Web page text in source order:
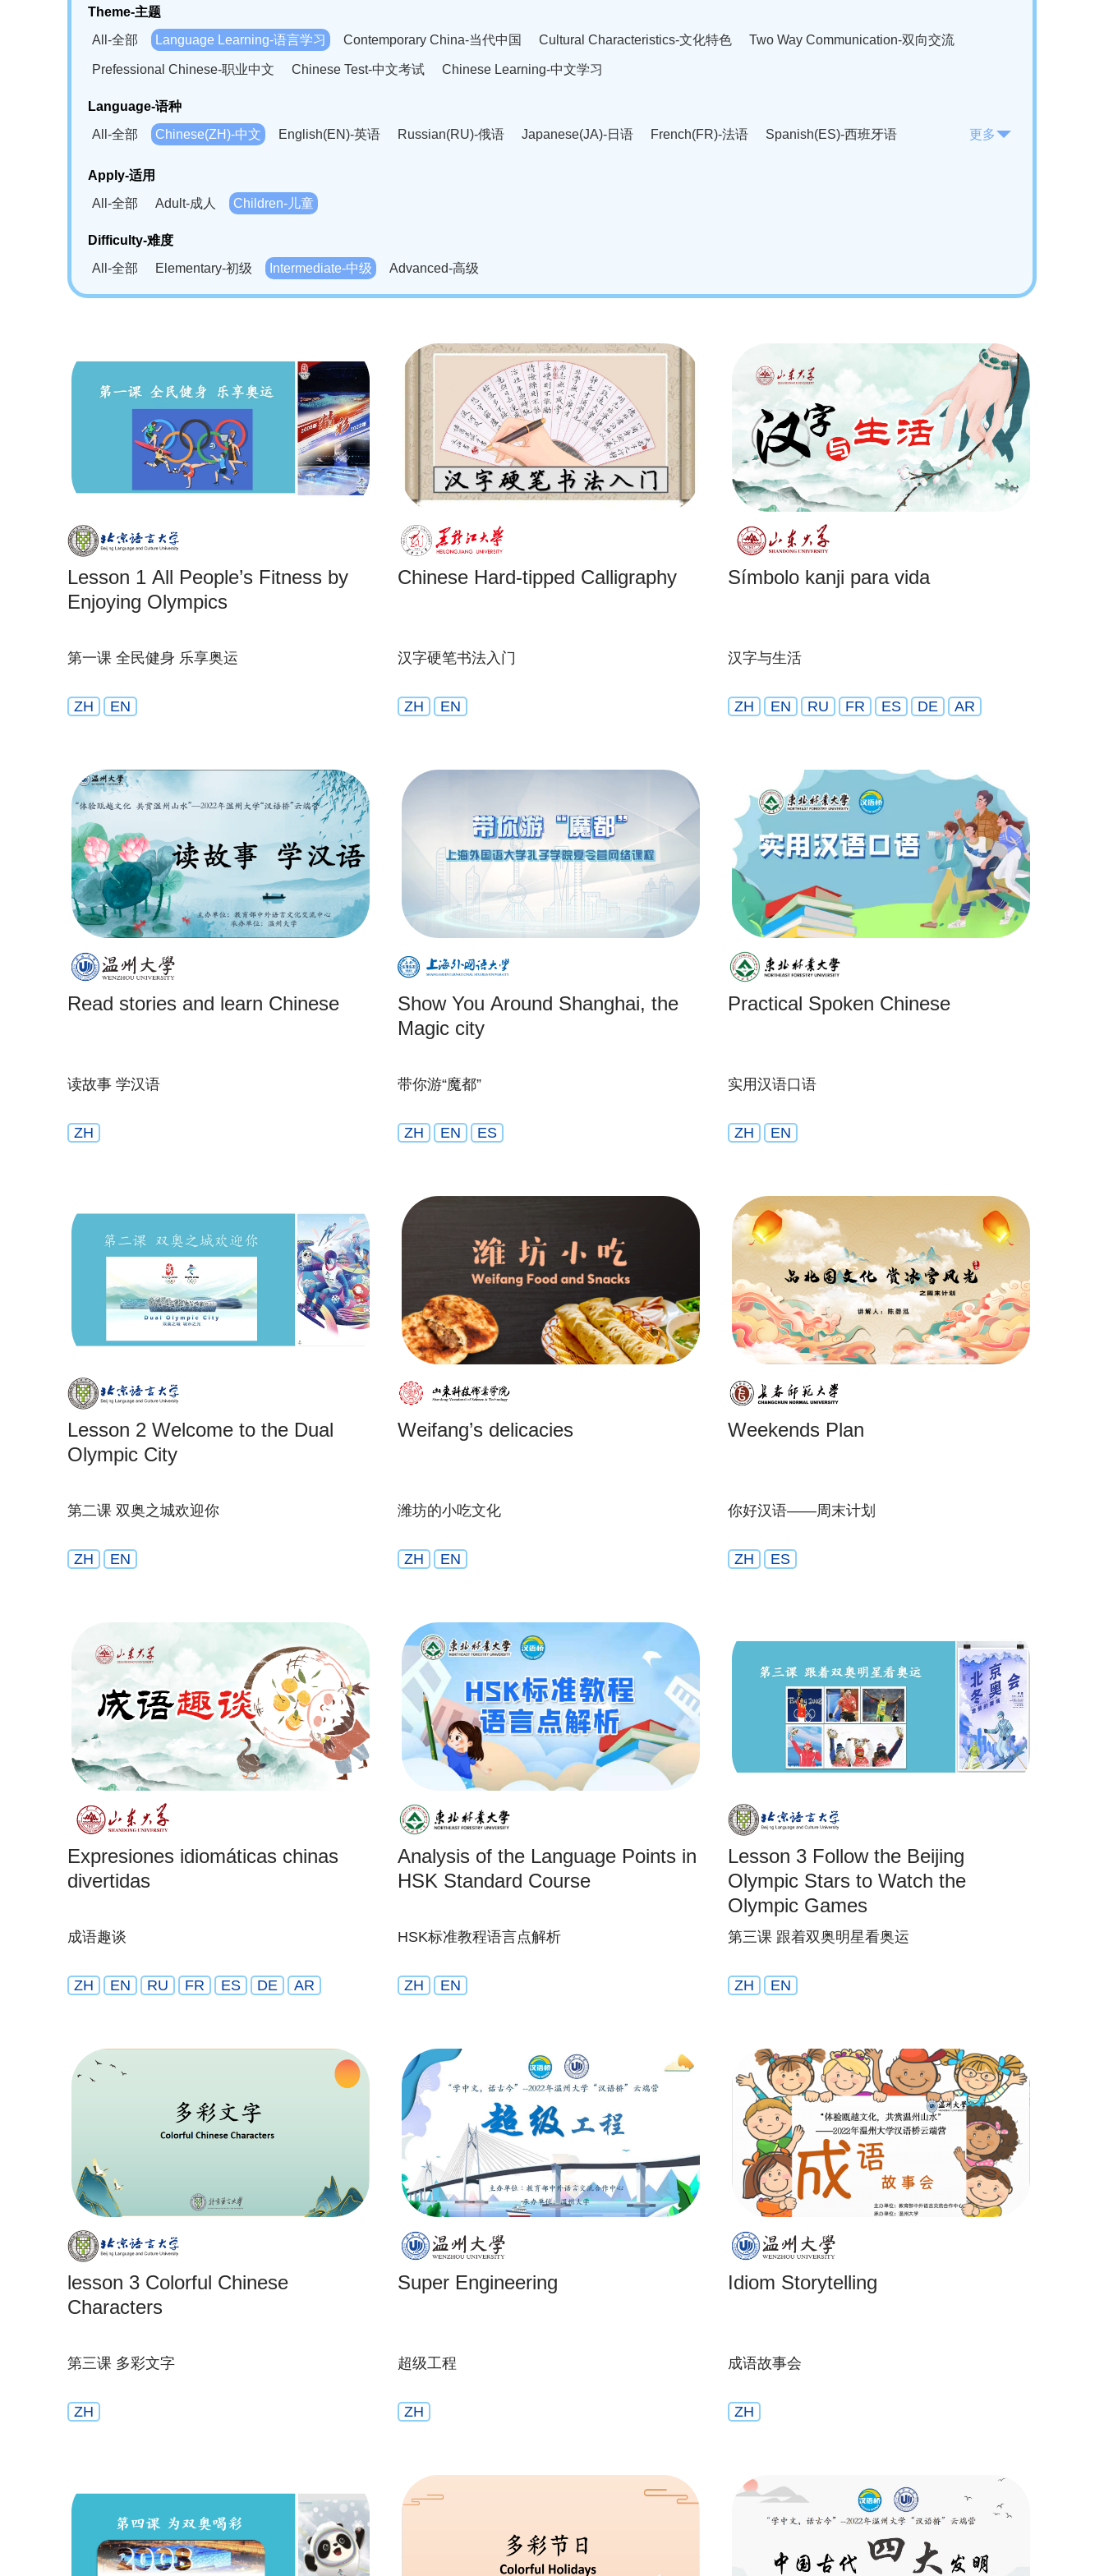
Theme-主题
All-全部
Language Learning-语言学习 Contemporary China-当代中国 Cultural Characteristics-文化特色 Two Way Communication-双向交流
Prefessional Chinese-职业中文 Chinese Test-中文考试 Chinese Learning-中文学习
Language-语种
All-全部
Chinese(ZH)-中文 English(EN)-英语 Russian(RU)-俄语 Japanese(JA)-日语 French(FR)-法语
Spanish(ES)-西班牙语
Bahasa Melayu(MS)-马来语
Swahili(SW)-斯瓦西里语
Kampuchea(KH)-柬埔寨语
更多
Apply-适用
All-全部
Adult-成人 Children-儿童
Difficulty-难度
All-全部
Elementary-初级 Intermediate-中级 Advanced-高级
Lesson 1 All People’s Fitness by
Enjoying Olympics
第一课 全民健身 乐享奥运
ZH EN
Chinese Hard-tipped Calligraphy
汉字硬笔书法入门
ZH EN
Símbolo kanji para vida
汉字与生活
ZH EN RU FR ES DE AR
Read stories and learn Chinese
读故事 学汉语
ZH
Show You Around Shanghai, the
Magic city
带你游“魔都”
ZH EN ES
Practical Spoken Chinese
实用汉语口语
ZH EN
Lesson 2 Welcome to the Dual
Olympic City
第二课 双奥之城欢迎你
ZH EN
Weifang’s delicacies
潍坊的小吃文化
ZH EN
Weekends Plan
你好汉语——周末计划
ZH ES
Expresiones idiomáticas chinas
divertidas
成语趣谈
ZH EN RU FR ES DE AR
Analysis of the Language Points in
HSK Standard Course
HSK标准教程语言点解析
ZH EN
Lesson 3 Follow the Beijing
Olympic Stars to Watch the
Olympic Games
第三课 跟着双奥明星看奥运
ZH EN
lesson 3 Colorful Chinese
Characters
第三课 多彩文字
ZH
Super Engineering
超级工程
ZH
Idiom Storytelling
成语故事会
ZH